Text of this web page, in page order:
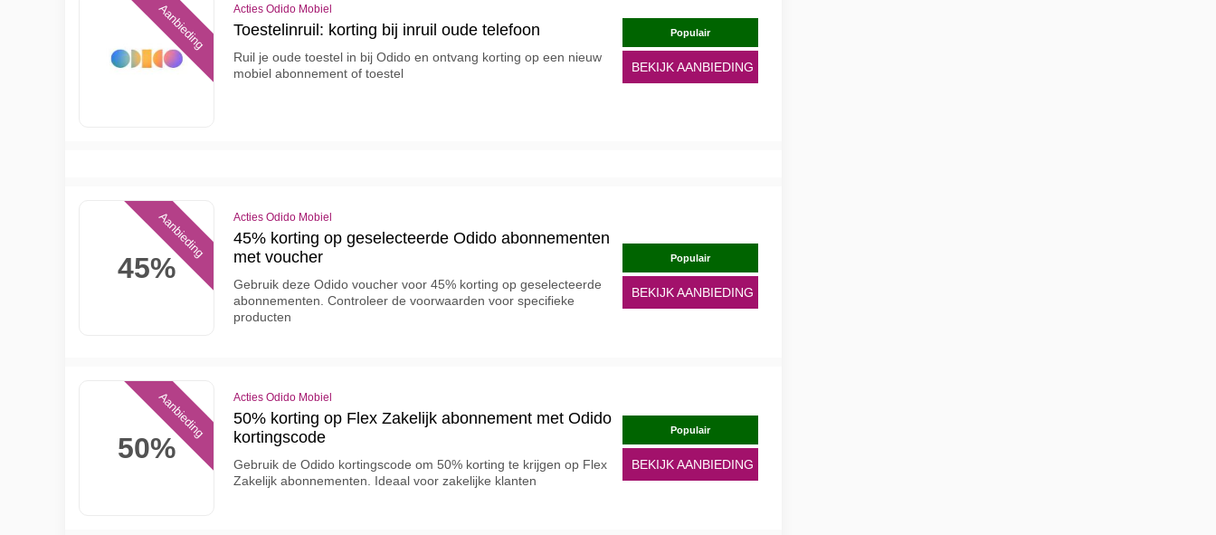
Aanbieding Acties Odido Mobiel
Toestelinruil: korting bij inruil oude telefoon
Ruil je oude toestel in bij Odido en ontvang korting op een nieuw
mobiel abonnement of toestel
Populair
BEKIJK AANBIEDING
45%
Aanbieding Acties Odido Mobiel
45% korting op geselecteerde Odido abonnementen
met voucher
Gebruik deze Odido voucher voor 45% korting op geselecteerde
abonnementen. Controleer de voorwaarden voor specifieke
producten
Populair
BEKIJK AANBIEDING
50%
Aanbieding Acties Odido Mobiel
50% korting op Flex Zakelijk abonnement met Odido
kortingscode
Gebruik de Odido kortingscode om 50% korting te krijgen op Flex
Zakelijk abonnementen. Ideaal voor zakelijke klanten
Populair
BEKIJK AANBIEDING